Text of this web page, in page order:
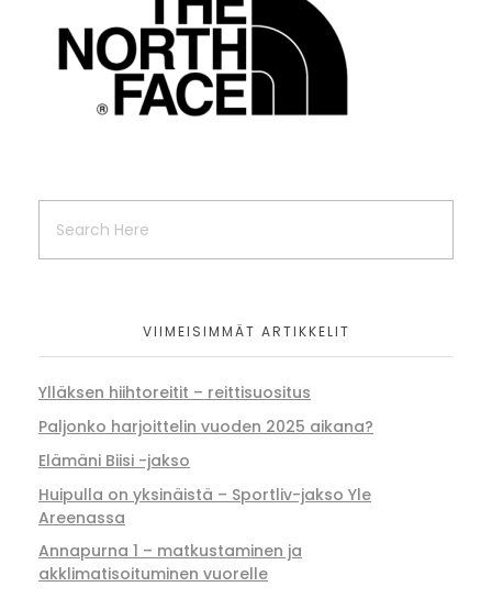
VIIMEISIMMÄT ARTIKKELIT
Ylläksen hiihtoreitit – reittisuositus
Paljonko harjoittelin vuoden 2025 aikana?
Elämäni Biisi -jakso
Huipulla on yksinäistä – Sportliv-jakso Yle
Areenassa
Annapurna 1 – matkustaminen ja
akklimatisoituminen vuorelle